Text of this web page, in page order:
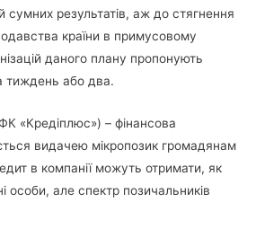
сумних результатів, аж до стягнення
країни в примусовому
даного плану пропонують
тиждень або два.
«Кредіплюс») – фінансова
видачею мікропозик громадянам
в компанії можуть отримати, як
особи, але спектр позичальників